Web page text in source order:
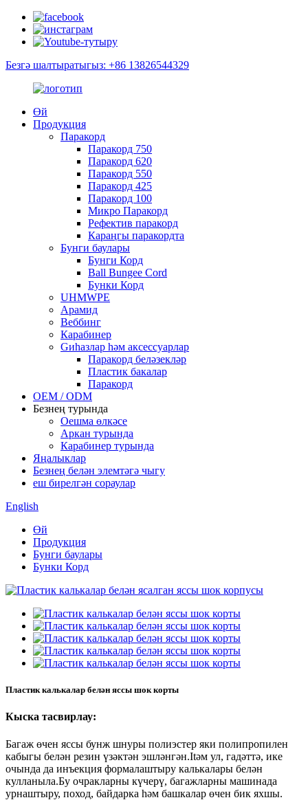
Безгә шалтыратыгыз: +86 13826544329
Өй
Продукция
Паракорд
Паракорд 750
Паракорд 620
Паракорд 550
Паракорд 425
Паракорд 100
Микро Паракорд
Рефектив паракорд
Караңгы паракордта
Бунги баулары
Бунги Корд
Ball Bungee Cord
Бунки Корд
UHMWPE
Арамид
Веббинг
Карабинер
Gиһазлар һәм аксессуарлар
Паракорд беләзекләр
Пластик бакалар
Паракорд
OEM / ODM
Безнең турында
Оешма өлкәсе
Аркан турында
Карабинер турында
Яңалыклар
Безнең белән элемтәгә чыгу
еш бирелгән сораулар
English
Өй
Продукция
Бунги баулары
Бунки Корд
Пластик калькалар белән яссы шок корты
Кыска тасвирлау:
Багаж өчен яссы бунж шнуры полиэстер яки полипропилен
кабыгы белән резин үзәктән эшләнгән.Itәм ул, гадәттә, ике
очында да инъекция формалаштыру калькалары белән
кулланыла.Бу очракларны күчерү, багажларны машинада
урнаштыру, поход, байдарка һәм башкалар өчен бик яхшы.